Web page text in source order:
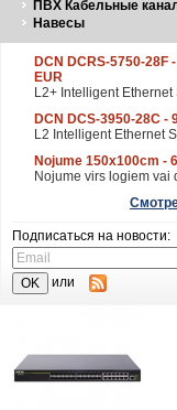
ПВХ Кабельные
Навесы
DCN DCRS-5750-28F
EUR
L2+ Intelligent Ethernet
DCN DCS-3950-28C -
L2 Intelligent Ethernet
Nojume 150x100cm -
Nojume virs logiem vai
Подписаться на новости:
или